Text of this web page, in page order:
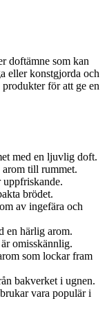
doftämne som kan
eller konstgjorda och
för att ge en
med en ljuvlig doft.
arom till rummet.
brödet.
av ingefära och
en härlig arom.
omisskännlig.
som lockar fram
bakverket i ugnen.
vara populär i